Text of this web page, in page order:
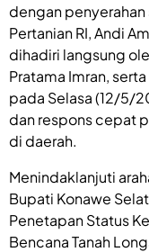
dengan
Pertanian RI, Andi
dihadiri langsung
Pratama Imran,
pada Selasa (12/5/
dan respons cepat
di daerah.
Menindaklanjuti
Bupati Konawe
Penetapan Status
Bencana Tanah